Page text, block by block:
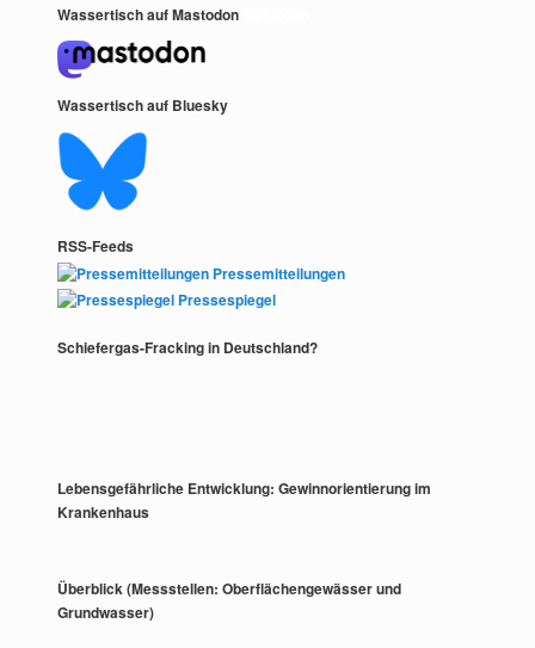
Wassertisch auf Mastodon
Wassertisch auf Bluesky
RSS-Feeds
Pressemitteilungen
Pressespiegel
Schiefergas-Fracking in Deutschland?
Lebensgefährliche Entwicklung: Gewinnorientierung im
Krankenhaus
Überblick (Messstellen: Oberflächengewässer und
Grundwasser)